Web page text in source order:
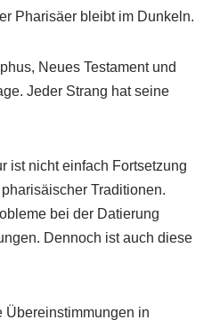
Pharisäer bleibt im Dunkeln.
Neues Testament und
Jeder Strang hat seine
ist nicht einfach Fortsetzung
Traditionen.
bei der Datierung
Dennoch ist auch diese
in